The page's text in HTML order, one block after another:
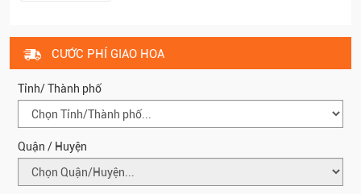
CƯỚC PHÍ GIAO HOA
Tỉnh/ Thành phố
Quận / Huyện